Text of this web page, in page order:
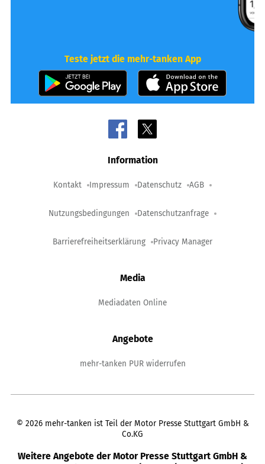
Teste jetzt die mehr-tanken App
Information
Kontakt Impressum Datenschutz AGB
Nutzungsbedingungen Datenschutzanfrage
Barrierefreiheitserklärung Privacy Manager
Media
Mediadaten Online
Angebote
mehr-tanken PUR widerrufen
© 2026 mehr-tanken ist Teil der Motor Presse Stuttgart GmbH &
Co.KG
Weitere Angebote der Motor Presse Stuttgart GmbH &